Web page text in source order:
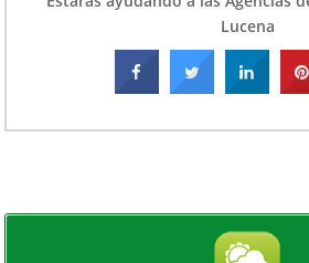
Lucena